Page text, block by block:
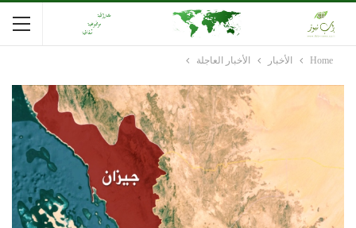
Home الأخبار الأخبار العاجلة